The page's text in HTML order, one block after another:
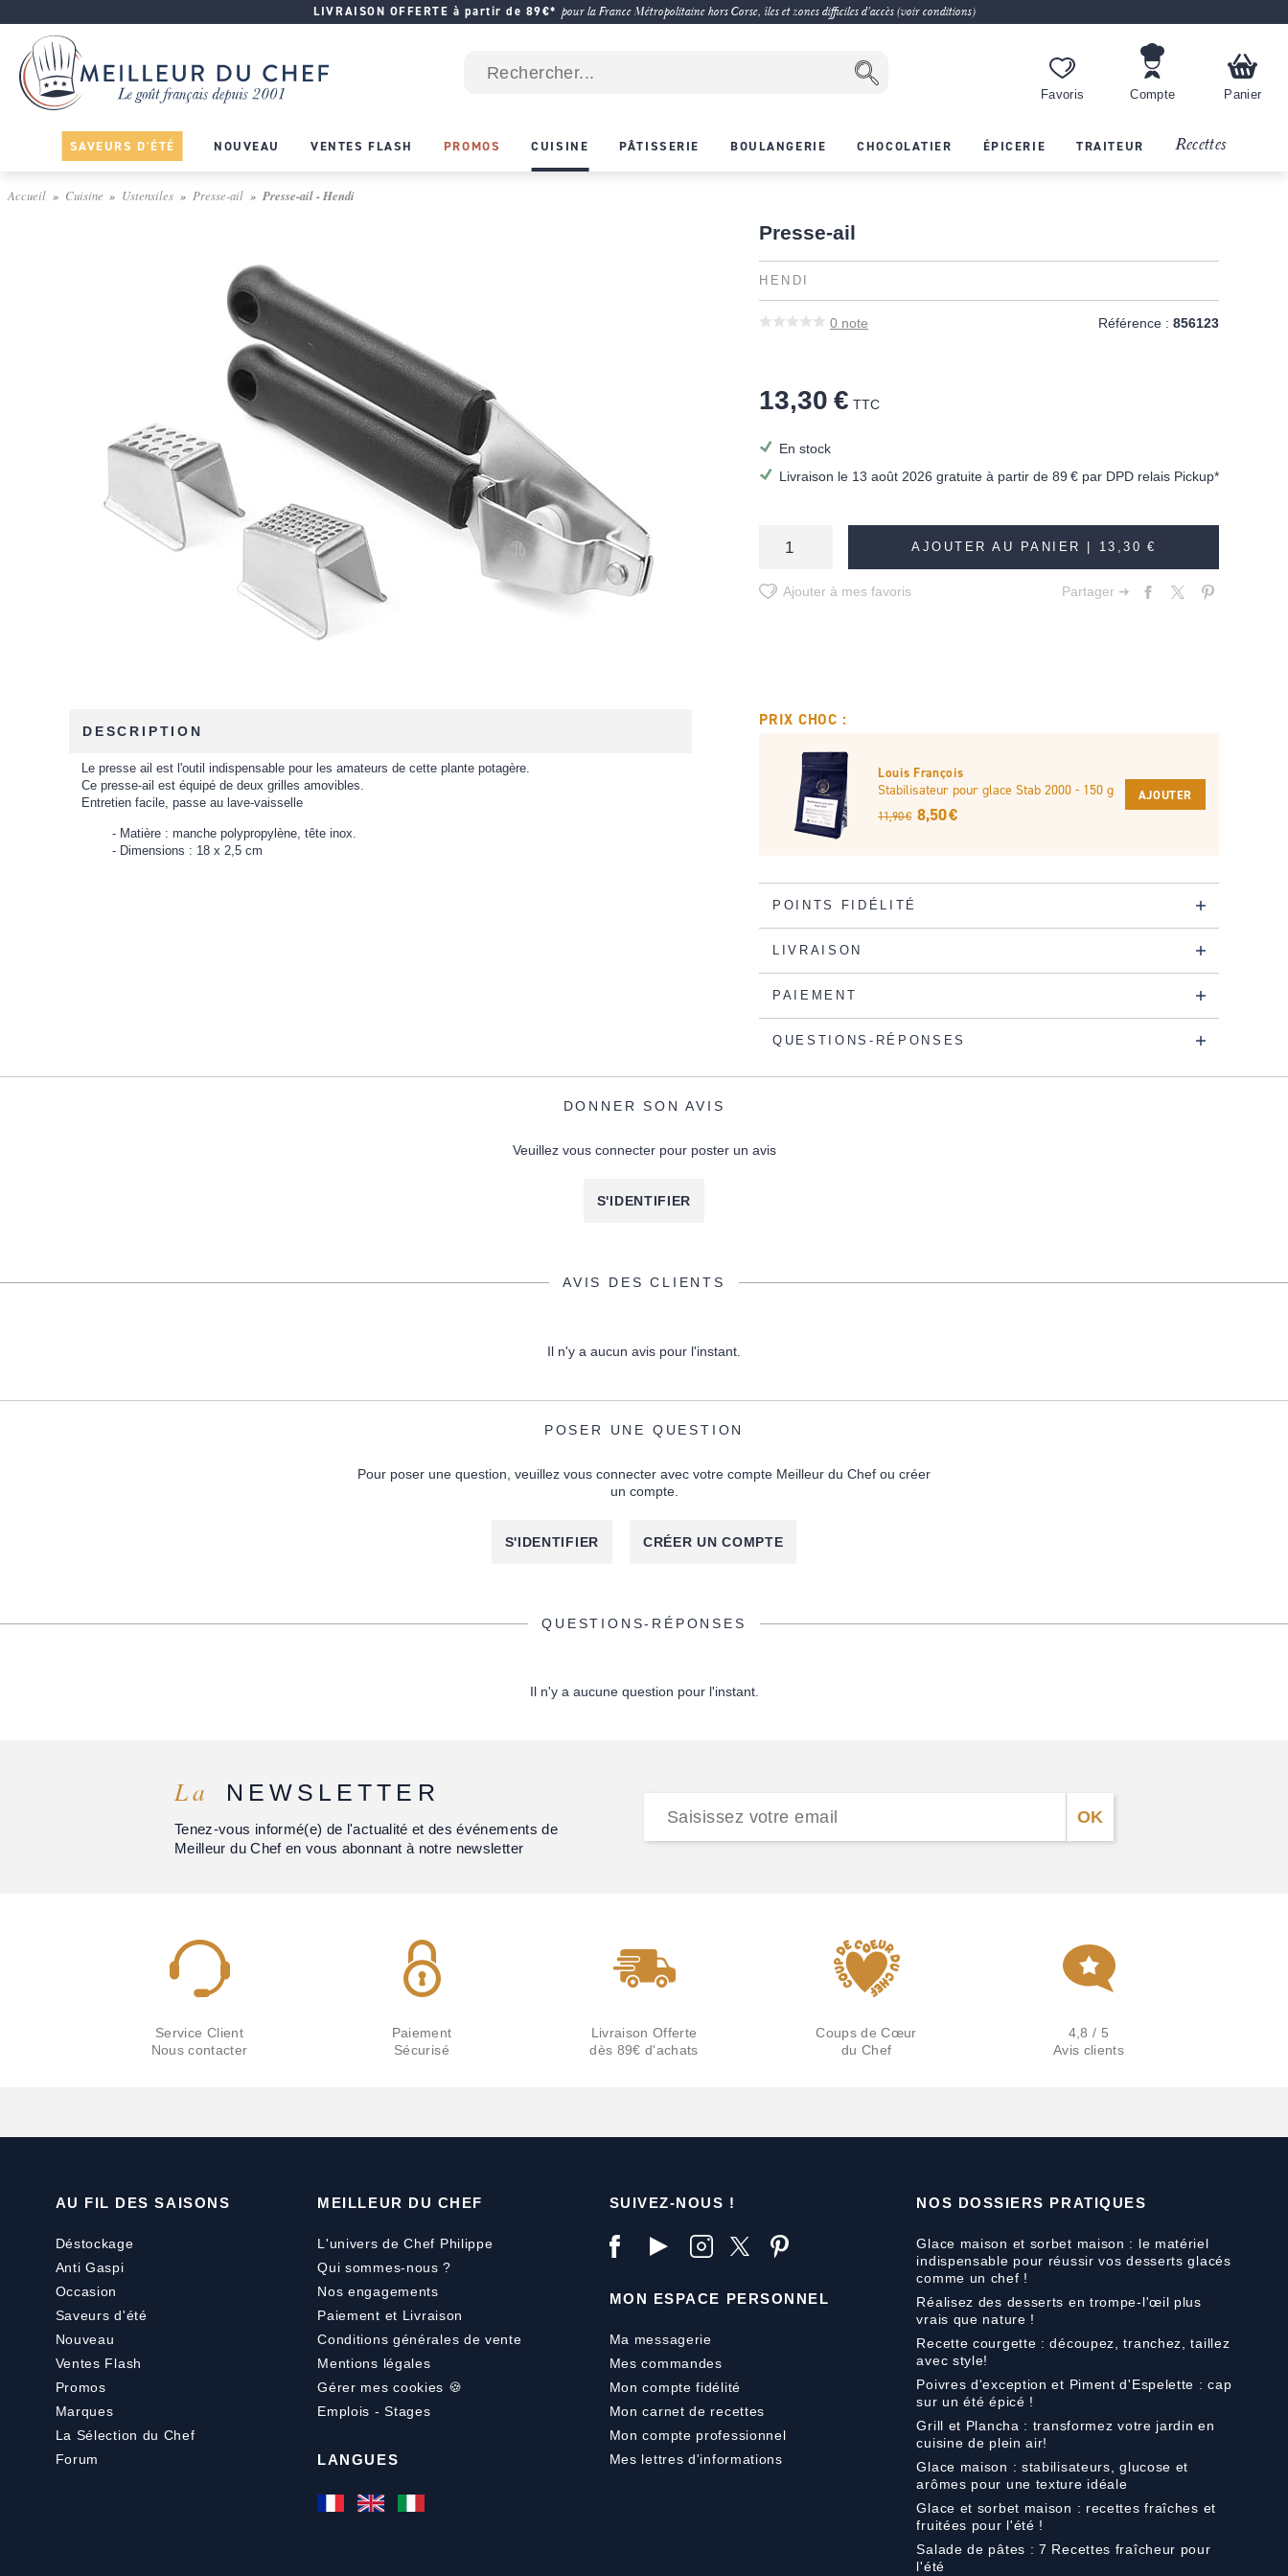
LIVRAISON OFFERTE à partir de 89€* pour la France Métropolitaine hors Corse, îles et zones difficiles d'accès (voir conditions)
Favoris Compte Panier
SAVEURS D'ÉTÉ NOUVEAU VENTES FLASH PROMOS CUISINE PÂTISSERIE BOULANGERIE CHOCOLATIER ÉPICERIE TRAITEUR Recettes
Accueil Cuisine Ustensiles Presse-ail Presse-ail - Hendi
Presse-ail
HENDI
0 note Référence : 856123
13,30 € TTC
En stock
Livraison le 13 août 2026 gratuite à partir de 89 € par DPD relais Pickup*
AJOUTER AU PANIER | 13,30 €
Ajouter à mes favoris Partager ➔
DESCRIPTION
Le presse ail est l'outil indispensable pour les amateurs de cette plante potagère.
Ce presse-ail est équipé de deux grilles amovibles.
Entretien facile, passe au lave-vaisselle
Matière : manche polypropylène, tête inox.
Dimensions : 18 x 2,5 cm
PRIX CHOC :
Louis François
Stabilisateur pour glace Stab 2000 - 150 g
11,90 € 8,50 €
AJOUTER
POINTS FIDÉLITÉ
LIVRAISON
PAIEMENT
QUESTIONS-RÉPONSES
DONNER SON AVIS
Veuillez vous connecter pour poster un avis
S'IDENTIFIER
AVIS DES CLIENTS
Il n'y a aucun avis pour l'instant.
POSER UNE QUESTION
Pour poser une question, veuillez vous connecter avec votre compte Meilleur du Chef ou créer
un compte.
S'IDENTIFIER CRÉER UN COMPTE
QUESTIONS-RÉPONSES
Il n'y a aucune question pour l'instant.
La NEWSLETTER
Tenez-vous informé(e) de l'actualité et des événements de
Meilleur du Chef en vous abonnant à notre newsletter
Service Client
Nous contacter
Paiement
Sécurisé
Livraison Offerte
dès 89€ d'achats
Coups de Cœur
du Chef
4,8 / 5
Avis clients
AU FIL DES SAISONS
Déstockage
Anti Gaspi
Occasion
Saveurs d'été
Nouveau
Ventes Flash
Promos
Marques
La Sélection du Chef
Forum
MEILLEUR DU CHEF
L'univers de Chef Philippe
Qui sommes-nous ?
Nos engagements
Paiement et Livraison
Conditions générales de vente
Mentions légales
Gérer mes cookies 🍪
Emplois - Stages
LANGUES
SUIVEZ-NOUS !
MON ESPACE PERSONNEL
Ma messagerie
Mes commandes
Mon compte fidélité
Mon carnet de recettes
Mon compte professionnel
Mes lettres d'informations
NOS DOSSIERS PRATIQUES
Glace maison et sorbet maison : le matériel
indispensable pour réussir vos desserts glacés
comme un chef !
Réalisez des desserts en trompe-l'œil plus
vrais que nature !
Recette courgette : découpez, tranchez, taillez
avec style!
Poivres d'exception et Piment d'Espelette : cap
sur un été épicé !
Grill et Plancha : transformez votre jardin en
cuisine de plein air!
Glace maison : stabilisateurs, glucose et
arômes pour une texture idéale
Glace et sorbet maison : recettes fraîches et
fruitées pour l'été !
Salade de pâtes : 7 Recettes fraîcheur pour
l'été